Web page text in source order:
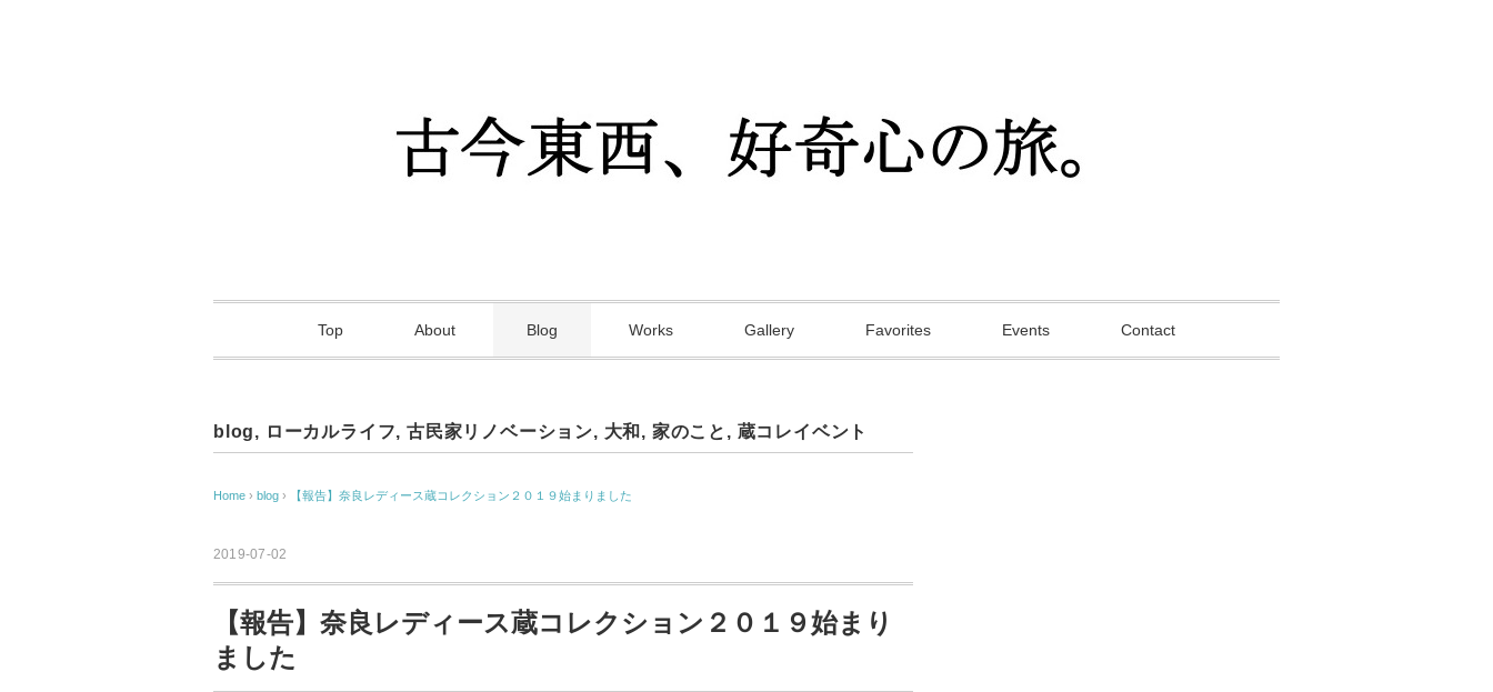
Top About Blog Works Gallery Favorites Events Contact
blog, ローカルライフ,古民家リノベーション, 大和 , 家のこと , 蔵コレイベント
Home › blog › 【報告】奈良レディース蔵コレクション２０１９始まりました
2019-07-02
【報告】奈良レディース蔵コレクション２０１９始まり
ました